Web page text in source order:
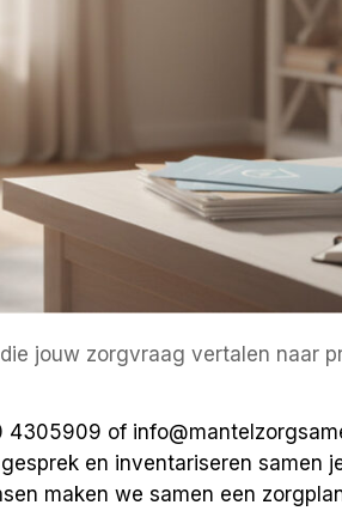
jouw zorgvraag vertalen naar
of
en inventariseren samen
maken we samen een